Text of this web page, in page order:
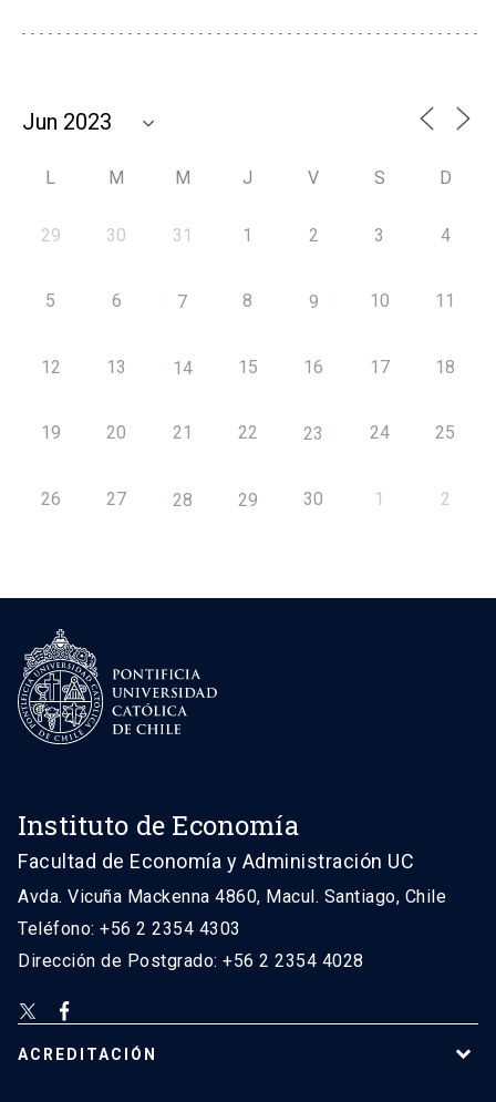
L M M J V S D
29 30 31 1 2 3 4
5 6 7 8 9 10 11
12 13 14 15 16 17 18
19 20 21 22 23 24 25
26 27 28 29 30 1 2
Instituto de Economía
Facultad de Economía y Administración UC
Avda. Vicuña Mackenna 4860, Macul. Santiago, Chile
Teléfono: +56 2 2354 4303
Dirección de Postgrado: +56 2 2354 4028
ACREDITACIÓN